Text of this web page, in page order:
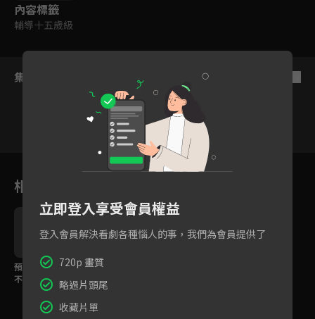
內容標籤
輔導十五歲級
集數列表
3 4 5
相關花絮
預告：你應該已經遇過
不少聖域中的問題了
立即登入享受會員權益
登入會員解決看劇各種惱人的事，我們為會員提供了
720p 畫質
略過片頭尾
收藏片單